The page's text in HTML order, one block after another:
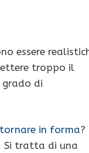
essere
troppo il
di
tornare in forma?
Si tratta di una